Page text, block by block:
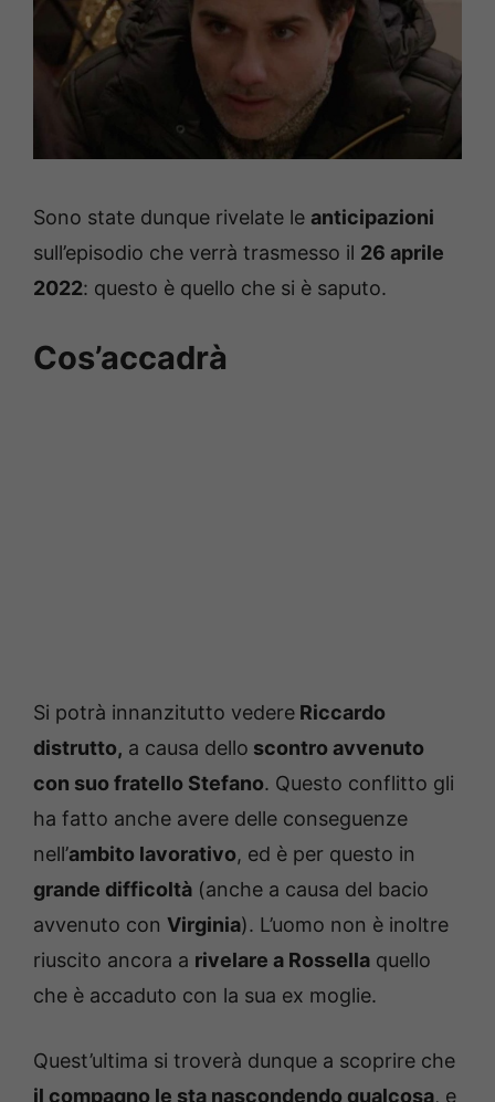
Sono state dunque rivelate le anticipazioni
sull’episodio che verrà trasmesso il 26 aprile
2022: questo è quello che si è saputo.
Cos’accadrà
Si potrà innanzitutto vedere Riccardo
distrutto, a causa dello scontro avvenuto
con suo fratello Stefano. Questo conflitto gli
ha fatto anche avere delle conseguenze
nell’ambito lavorativo, ed è per questo in
grande difficoltà (anche a causa del bacio
avvenuto con Virginia). L’uomo non è inoltre
riuscito ancora a rivelare a Rossella quello
che è accaduto con la sua ex moglie.
Quest’ultima si troverà dunque a scoprire che
il compagno le sta nascondendo qualcosa, e